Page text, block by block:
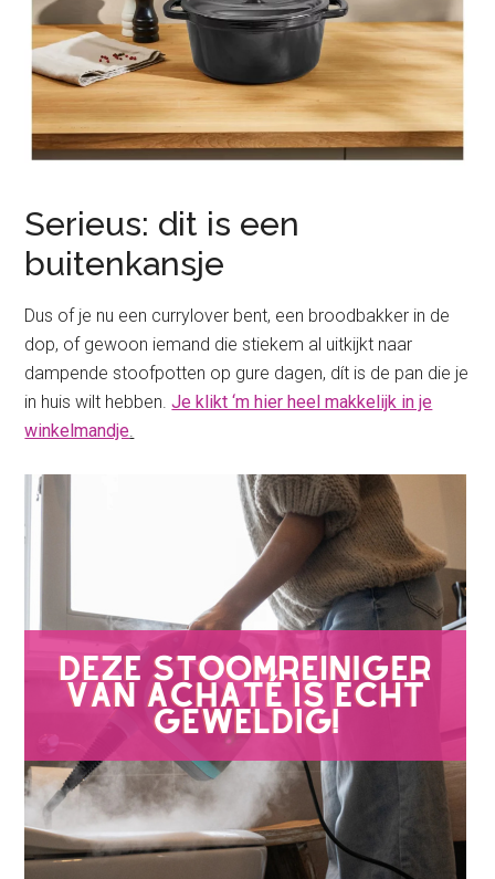
Serieus: dit is een
buitenkansje
Dus of je nu een currylover bent, een broodbakker in de
dop, of gewoon iemand die stiekem al uitkijkt naar
dampende stoofpotten op gure dagen, dít is de pan die je
in huis wilt hebben.Je klikt ‘m hier heel makkelijk in je
winkelmandje